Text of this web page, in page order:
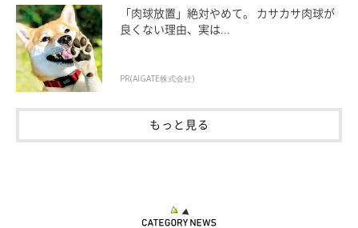
「肉球放置」絶対やめて。 カサカサ肉球が
良くない理由、実は...
PR(AIGATE株式会社)
もっと見る